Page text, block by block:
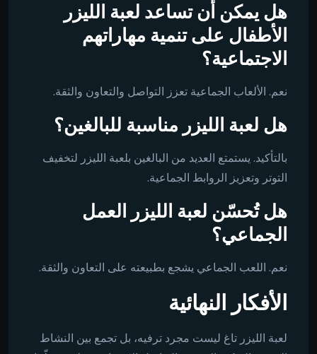
هل يمكن أن تساعد لعبة الليزر
الأطفال على تنمية مهاراتهم
الاجتماعية؟
نعم. الألعاب الجماعية تعزز التواصل والتعاون والثقة.
هل لعبة الليزر مناسبة للبالغين؟
بالتأكيد. يستمتع العديد من البالغين بلعبة الليزر لتخفيف
التوتر وتعزيز الروابط الجماعية.
هل تُحسّن لعبة الليزر العمل
الجماعي؟
نعم. اللعب الجماعي يشجع بطبيعته على التعاون والثقة.
الأفكار النهائية
لعبة الليزر تاغ ليست مجرد ترفيه، بل تجمع بين النشاط